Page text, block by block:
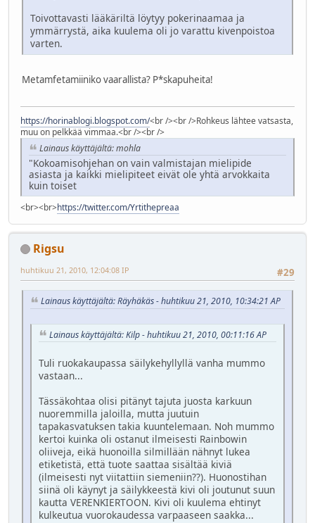
Toivottavasti lääkäriltä löytyy pokerinaamaa ja
ymmärrystä, aika kuulema oli jo varattu kivenpoistoa
varten.
Metamfetamiiniko vaarallista? P*skapuheita!
https://horinablogi.blogspot.com/<br /><br />Rohkeus lähtee vatsasta,
muu on pelkkää vimmaa.<br /><br />
Lainaus käyttäjältä: mohla
"Kokoamisohjehan on vain valmistajan mielipide
asiasta ja kaikki mielipiteet eivät ole yhtä arvokkaita
kuin toiset
<br><br>https://twitter.com/Yrtithepreaa
Rigsu
#29
huhtikuu 21, 2010, 12:04:08 IP
Lainaus käyttäjältä: Räyhäkäs - huhtikuu 21, 2010, 10:34:21 AP
Lainaus käyttäjältä: Kilp - huhtikuu 21, 2010, 00:11:16 AP
Tuli ruokakaupassa säilykehyllyllä vanha mummo
vastaan...
Tässäkohtaa olisi pitänyt tajuta juosta karkuun
nuoremmilla jaloilla, mutta juutuin
tapakasvatuksen takia kuuntelemaan. Noh mummo
kertoi kuinka oli ostanut ilmeisesti Rainbowin
oliiveja, eikä huonoilla silmillään nähnyt lukea
etiketistä, että tuote saattaa sisältää kiviä
(ilmeisesti nyt viitattiin siemeniin??). Huonostihan
siinä oli käynyt ja säilykkeestä kivi oli joutunut suun
kautta VERENKIERTOON. Kivi oli kuulema ehtinyt
kulkeutua vuorokaudessa varpaaseen saakka...